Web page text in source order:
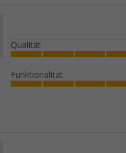
Qualität
Funktionalität